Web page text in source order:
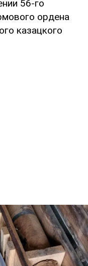
56-го
ордена
казацкого